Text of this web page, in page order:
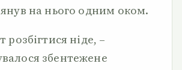
на нього одним оком.
розбігтися ніде, –
збентежене